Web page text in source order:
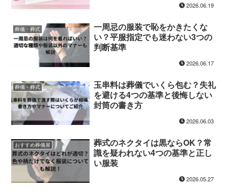
2026.06.19
葬儀・葬式
一周忌の服装で恥をかきたくな
い？平服指定でも迷わない3つの
判断基準
2026.06.17
葬儀・葬式
玉串料は葬儀でいくら包む？失礼
を避ける4つの基準と後悔しない
封筒の書き方
2026.06.03
おすすめ葬儀屋
葬式のネクタイは黒ならOK？常
識を疑われない4つの基準と正し
い服装
2026.05.27